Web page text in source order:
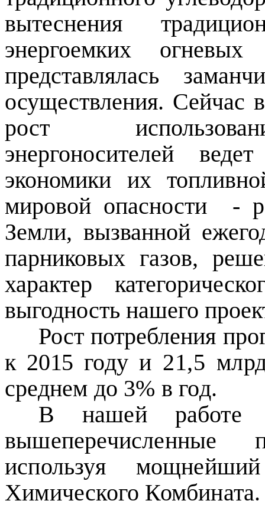
вытеснения
энергоемких огневых
представлялась
осуществления. Сейчас
рост
энергоносителей
экономики их
мировой опасности
-
Земли, вызванной
парниковых газов,
характер
выгодность нашего
Рост потребления
к 2015 го­ду и 21,5
среднем до 3% в год.
В нашей работе
используя
Химического